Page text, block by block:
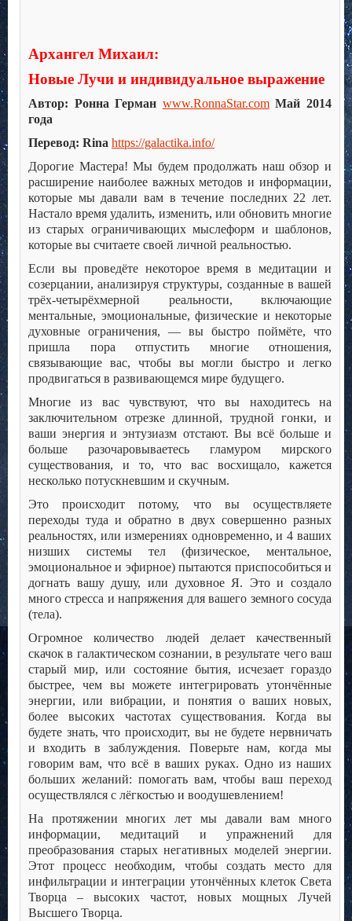
Архангел Михаил:
Новые Лучи и индивидуальное выражение
Автор: Ронна Герман www.RonnaStar.com Май 2014
года
Перевод: Rina https://galactika.info/
Дорогие Мастера! Мы будем продолжать наш обзор и
расширение наиболее важных методов и информации,
которые мы давали вам в течение последних 22 лет.
Настало время удалить, изменить, или обновить многие
из старых ограничивающих мыслеформ и шаблонов,
которые вы считаете своей личной реальностью.
Если вы проведёте некоторое время в медитации и
созерцании, анализируя структуры, созданные в вашей
трёх-четырёхмерной реальности, включающие
ментальные, эмоциональные, физические и некоторые
духовные ограничения, — вы быстро поймёте, что
пришла пора отпустить многие отношения,
связывающие вас, чтобы вы могли быстро и легко
продвигаться в развивающемся мире будущего.
Многие из вас чувствуют, что вы находитесь на
заключительном отрезке длинной, трудной гонки, и
ваши энергия и энтузиазм отстают. Вы всё больше и
больше разочаровываетесь гламуром мирского
существования, и то, что вас восхищало, кажется
несколько потускневшим и скучным.
Это происходит потому, что вы осуществляете
переходы туда и обратно в двух совершенно разных
реальностях, или измерениях одновременно, и 4 ваших
низших системы тел (физическое, ментальное,
эмоциональное и эфирное) пытаются приспособиться и
догнать вашу душу, или духовное Я. Это и создало
много стресса и напряжения для вашего земного сосуда
(тела).
Огромное количество людей делает качественный
скачок в галактическом сознании, в результате чего ваш
старый мир, или состояние бытия, исчезает гораздо
быстрее, чем вы можете интегрировать утончённые
энергии, или вибрации, и понятия о ваших новых,
более высоких частотах существования. Когда вы
будете знать, что происходит, вы не будете нервничать
и входить в заблуждения. Поверьте нам, когда мы
говорим вам, что всё в ваших руках. Одно из наших
больших желаний: помогать вам, чтобы ваш переход
осуществлялся с лёгкостью и воодушевлением!
На протяжении многих лет мы давали вам много
информации, медитаций и упражнений для
преобразования старых негативных моделей энергии.
Этот процесс необходим, чтобы создать место для
инфильтрации и интеграции утончённых клеток Света
Творца – высоких частот, новых мощных Лучей
Высшего Творца.